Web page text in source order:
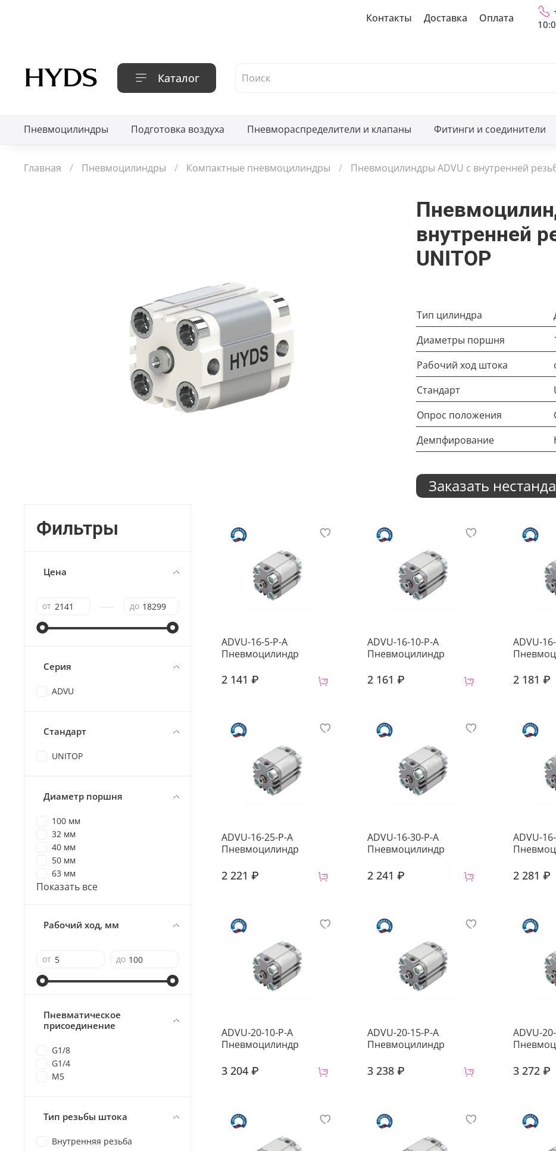
Контакты Доставка Оплата
Каталог
Пневмоцилиндры Подготовка воздуха Пневмораспределители и клапаны Фитинги и соединители
Главная Пневмоцилиндры Компактные пневмоцилиндры Пневмоцилиндры ADVU с внутренней
внутренней
UNITOP
Тип цилиндра
Диаметры поршня
Рабочий ход штока
Стандарт
Опрос положения
Демпфирование
Заказать
ADVU-16-5-P-A
Пневмоцилиндр
2 141 ₽
ADVU-16-10-P-A
Пневмоцилиндр
2 161 ₽
ADVU-
2 181 ₽
ADVU-16-25-P-A
Пневмоцилиндр
2 221 ₽
ADVU-16-30-P-A
Пневмоцилиндр
2 241 ₽
ADVU-
2 281 ₽
ADVU-20-10-P-A
Пневмоцилиндр
3 204 ₽
ADVU-20-15-P-A
Пневмоцилиндр
3 238 ₽
ADVU-
3 272 ₽
Фильтры
Цена
от до
Серия
ADVU
Стандарт
UNITOP
Диаметр поршня
100 мм
32 мм
40 мм
50 мм
63 мм
Показать все
Рабочий ход, мм
от до
Пневматическое
присоединение
G1/8
G1/4
M5
Тип резьбы штока
Внутренняя резьба